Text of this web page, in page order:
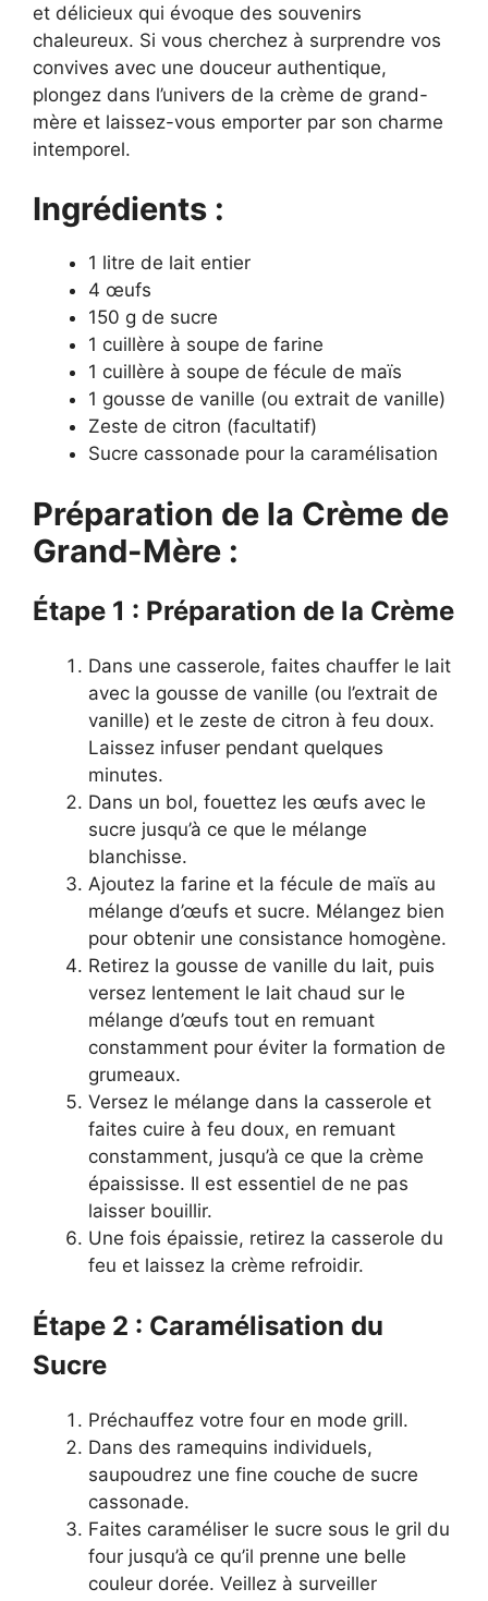
et délicieux qui évoque des souvenirs
chaleureux. Si vous cherchez à surprendre vos
convives avec une douceur authentique,
plongez dans l’univers de la crème de grand-
mère et laissez-vous emporter par son charme
intemporel.
Ingrédients :
1 litre de lait entier
4 œufs
150 g de sucre
1 cuillère à soupe de farine
1 cuillère à soupe de fécule de maïs
1 gousse de vanille (ou extrait de vanille)
Zeste de citron (facultatif)
Sucre cassonade pour la caramélisation
Préparation de la Crème de
Grand-Mère :
Étape 1 : Préparation de la Crème
Dans une casserole, faites chauffer le lait
avec la gousse de vanille (ou l’extrait de
vanille) et le zeste de citron à feu doux.
Laissez infuser pendant quelques
minutes.
Dans un bol, fouettez les œufs avec le
sucre jusqu’à ce que le mélange
blanchisse.
Ajoutez la farine et la fécule de maïs au
mélange d’œufs et sucre. Mélangez bien
pour obtenir une consistance homogène.
Retirez la gousse de vanille du lait, puis
versez lentement le lait chaud sur le
mélange d’œufs tout en remuant
constamment pour éviter la formation de
grumeaux.
Versez le mélange dans la casserole et
faites cuire à feu doux, en remuant
constamment, jusqu’à ce que la crème
épaississe. Il est essentiel de ne pas
laisser bouillir.
Une fois épaissie, retirez la casserole du
feu et laissez la crème refroidir.
Étape 2 : Caramélisation du
Sucre
Préchauffez votre four en mode grill.
Dans des ramequins individuels,
saupoudrez une fine couche de sucre
cassonade.
Faites caraméliser le sucre sous le gril du
four jusqu’à ce qu’il prenne une belle
couleur dorée. Veillez à surveiller